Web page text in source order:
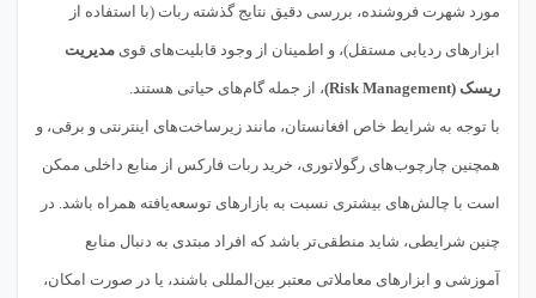
مورد شهرت فروشنده، بررسی دقیق نتایج گذشته ربات (با استفاده از
ابزارهای ردیابی مستقل)، و اطمینان از وجود قابلیت‌های قوی مدیریت
ریسک (Risk Management) ، از جمله گام‌های حیاتی هستند.
با توجه به شرایط خاص افغانستان، مانند زیرساخت‌های اینترنتی و برقی، و
همچنین چارچوب‌های رگولاتوری، خرید ربات فارکس از منابع داخلی ممکن
است با چالش‌های بیشتری نسبت به بازارهای توسعه‌یافته همراه باشد. در
چنین شرایطی، شاید منطقی‌تر باشد که افراد مبتدی به دنبال منابع
آموزشی و ابزارهای معاملاتی معتبر بین‌المللی باشند، یا در صورت امکان،